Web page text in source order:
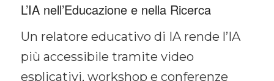
L’IA nell’Educazione e nella Ricerca
Un relatore educativo di IA rende l’IA
più accessibile tramite video
esplicativi, workshop e conferenze